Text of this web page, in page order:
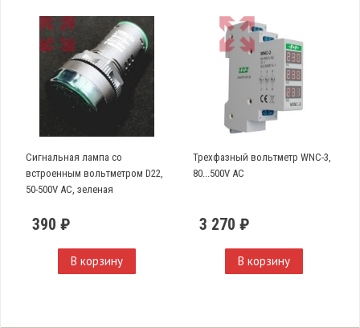
Сигнальная лампа со
встроенным вольтметром D22,
50-500V AC, зеленая
390 ₽
В корзину
Трехфазный вольтметр WNC-3,
80...500V AC
3 270 ₽
В корзину